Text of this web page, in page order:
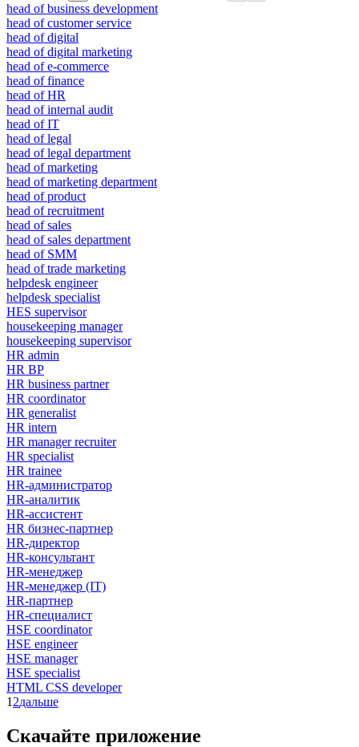
head of business development
head of customer service
head of digital
head of digital marketing
head of e-commerce
head of finance
head of HR
head of internal audit
head of IT
head of legal
head of legal department
head of marketing
head of marketing department
head of product
head of recruitment
head of sales
head of sales department
head of SMM
head of trade marketing
helpdesk engineer
helpdesk specialist
HES supervisor
housekeeping manager
housekeeping supervisor
HR admin
HR BP
HR business partner
HR coordinator
HR generalist
HR intern
HR manager recruiter
HR specialist
HR trainee
HR-администратор
HR-аналитик
HR-ассистент
HR бизнес-партнер
HR-директор
HR-консультант
HR-менеджер
HR-менеджер (IT)
HR-партнер
HR-специалист
HSE coordinator
HSE engineer
HSE manager
HSE specialist
HTML CSS developer
1 2дальше
Скачайте приложение